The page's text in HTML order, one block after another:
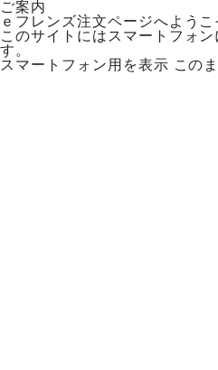
ご案内
ｅフレンズ注文ページへようこ
このサイトにはスマートフォ
す。
スマートフォン用を表示 この